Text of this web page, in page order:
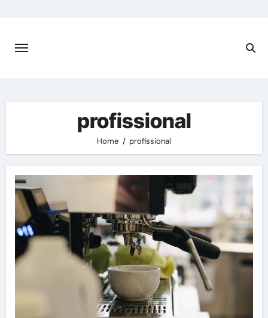
content
profissional
Home profissional